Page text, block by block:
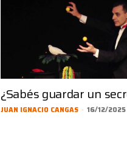
¿Sabés guardar un
JUAN IGNACIO CANGAS - 16/12/2025